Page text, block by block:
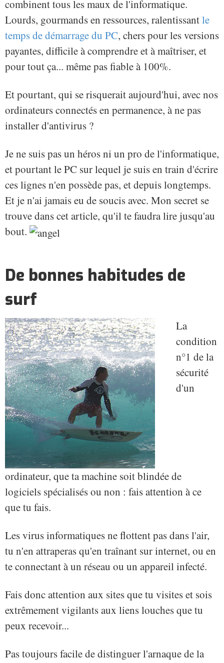
combinent tous les maux de l'informatique.
Lourds, gourmands en ressources, ralentissantle
temps de démarrage du PC, chers pour les versions
payantes, difficile à comprendre et à maîtriser, et
pour tout ça... même pas fiable à 100%.
Et pourtant, qui se risquerait aujourd'hui, avec nos
ordinateurs connectés en permanence, à ne pas
installer d'antivirus ?
Je ne suis pas un héros ni un pro de l'informatique,
et pourtant le PC sur lequel je suis en train d'écrire
ces lignes n'en possède pas, et depuis longtemps.
Et je n'ai jamais eu de soucis avec. Mon secret se
trouve dans cet article, qu'il te faudra lire jusqu'au
bout.
De bonnes habitudes de
surf
La
condition
n°1 de la
sécurité
d'un
ordinateur, que ta machine soit blindée de
logiciels spécialisés ou non : fais attention à ce
que tu fais.
Les virus informatiques ne flottent pas dans l'air,
tu n'en attraperas qu'en traînant sur internet, ou en
te connectant à un réseau ou un appareil infecté.
Fais donc attention aux sites que tu visites et sois
extrêmement vigilants aux liens louches que tu
peux recevoir...
Pas toujours facile de distinguer l'arnaque de la